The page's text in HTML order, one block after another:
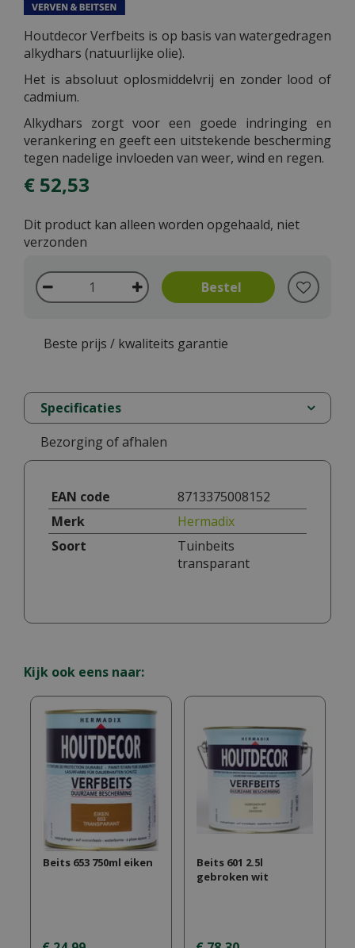
Houtdecor Verfbeits is op basis van watergedragen
alkydhars (natuurlijke olie).
Het is absoluut oplosmiddelvrij en zonder lood of
cadmium.
Alkydhars zorgt voor een goede indringing en
verankering en geeft een uitstekende bescherming
tegen nadelige invloeden van weer, wind en regen.
€ 52,53
Dit product kan alleen worden opgehaald, niet
verzonden
Beste prijs / kwaliteits garantie
Specificaties
Bezorging of afhalen
EAN code
8713375008152
Merk
Hermadix
Soort
Tuinbeits
transparant
Kijk ook eens naar:
Beits 653 750ml eiken
Beits 601 2.5l
gebroken wit